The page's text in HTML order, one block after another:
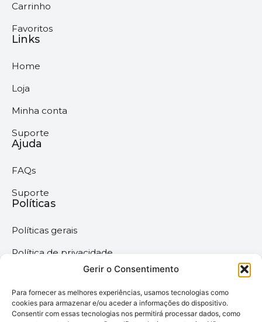
Gerir o Consentimento
Para fornecer as melhores experiências, usamos tecnologias como
cookies para armazenar e/ou aceder a informações do dispositivo.
Consentir com essas tecnologias nos permitirá processar dados, como
Carrinho
Favoritos
Links
Home
Loja
Minha conta
Suporte
Ajuda
FAQs
Suporte
Políticas
Políticas gerais
Política de privacidade
Termos & Condições
Política de cookies